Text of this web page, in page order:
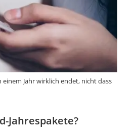
Jahr wirklich endet, nicht dass
Jahrespakete?